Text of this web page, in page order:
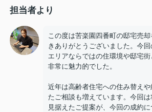
担当者より
この度は苦楽園四番町の邸宅売
きありがとうございました。今
エリアならではの住環境や邸宅
非常に魅力的でした。
近年は高齢者住宅への住み替え
たご相談も増えています。今回
見据えたご提案が、今回の成約